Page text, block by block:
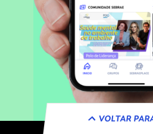
VOLTAR